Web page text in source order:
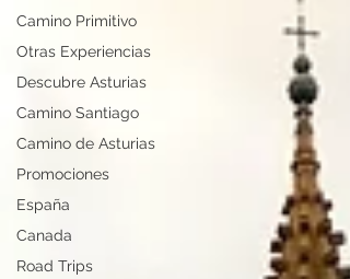
Camino Primitivo
Otras Experiencias
Descubre Asturias
Camino Santiago
Camino de Asturias
Promociones
España
Canada
Road Trips